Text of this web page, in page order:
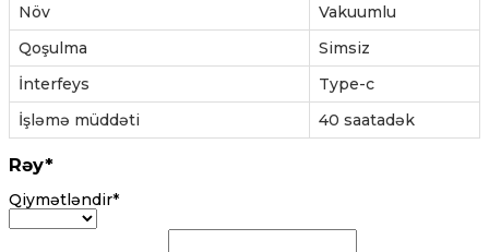
Növ
Vakuumlu
Qoşulma
Simsiz
İnterfeys
Type-c
İşləmə müddəti
40 saatadək
Rəy*
Qiymətləndir*